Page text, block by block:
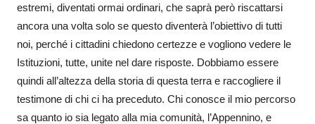
estremi, diventati ormai ordinari, che saprà però riscattarsi
ancora una volta solo se questo diventerà l’obiettivo di tutti
noi, perché i cittadini chiedono certezze e vogliono vedere le
Istituzioni, tutte, unite nel dare risposte. Dobbiamo essere
quindi all’altezza della storia di questa terra e raccogliere il
testimone di chi ci ha preceduto. Chi conosce il mio percorso
sa quanto io sia legato alla mia comunità, l’Appennino, e